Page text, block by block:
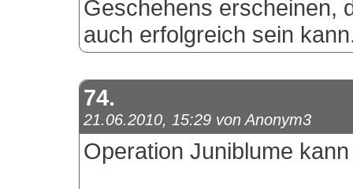
Geschehens erscheinen,
auch erfolgreich sein
74.
21.06.2010, 15:29 von Anonym3
Operation Juniblume